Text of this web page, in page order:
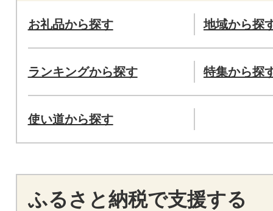
お礼品から探す 地域から探
ランキングから探す 特集から探
使い道から探す
ふるさと納税で支援する